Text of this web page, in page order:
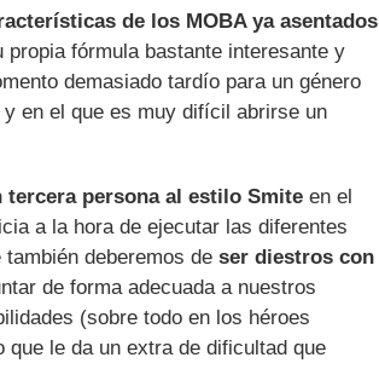
de los MOBA ya asentados
fórmula bastante interesante y
demasiado tardío para un género
en el que es muy difícil abrirse un
tercera persona al estilo Smite en el
a la hora de ejecutar las diferentes
deberemos de ser diestros con
de forma adecuada a nuestros
(sobre todo en los héroes
le da un extra de dificultad que